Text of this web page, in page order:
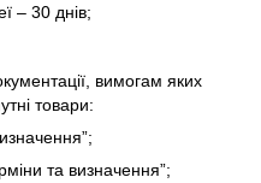
– 30 днів;
вимогам яких
товари:
та визначення”;